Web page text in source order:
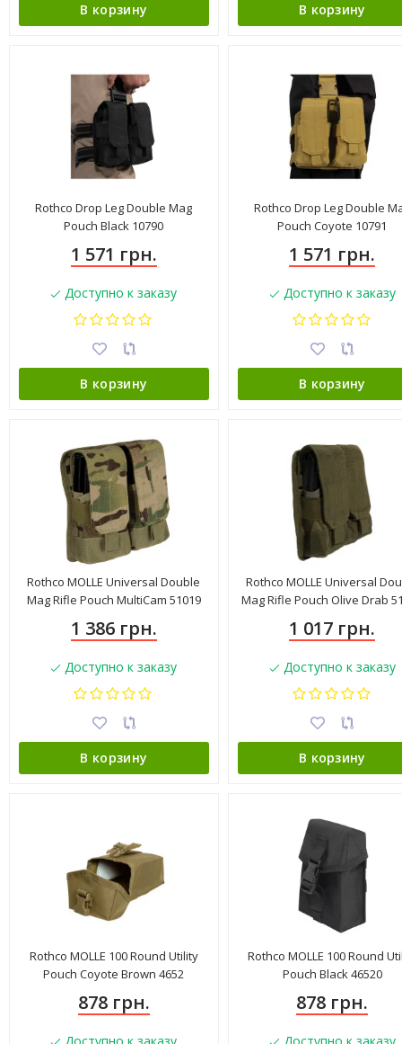
В корзину В корзину
Rothco Drop Leg Double Mag
Pouch Black 10790
1 571 грн.
Доступно к заказу
В корзину
Rothco Drop Leg Double
Pouch Coyote 10791
1 571 грн.
Доступно к заказу
В корзину
Rothco MOLLE Universal Double
Mag Rifle Pouch MultiCam 51019
1 386 грн.
Доступно к заказу
В корзину
Rothco MOLLE Universal
Mag Rifle Pouch Olive Drab
1 017 грн.
Доступно к заказу
В корзину
Rothco MOLLE 100 Round Utility
Pouch Coyote Brown 4652
878 грн.
Rothco MOLLE 100 Round
Pouch Black 46520
878 грн.